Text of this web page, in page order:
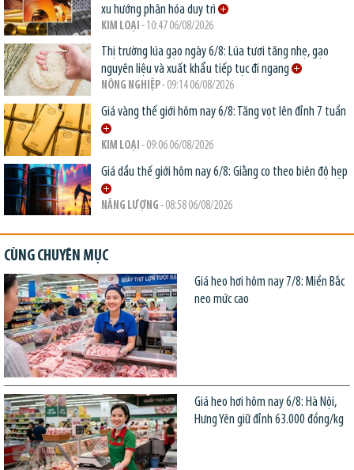
xu hướng phân hóa duy trì
KIM LOẠI - 10:47 06/08/2026
Thị trường lúa gạo ngày 6/8: Lúa tươi tăng nhẹ, gạo
nguyên liệu và xuất khẩu tiếp tục đi ngang
NÔNG NGHIỆP- 09:14 06/08/2026
Giá vàng thế giới hôm nay 6/8: Tăng vọt lên đỉnh 7 tuần
KIM LOẠI - 09:06 06/08/2026
Giá dầu thế giới hôm nay 6/8: Giằng co theo biên độ hẹp
NĂNG LƯỢNG - 08:58 06/08/2026
CÙNG CHUYÊN MỤC
Giá heo hơi hôm nay 7/8: Miền Bắc
neo mức cao
Giá heo hơi hôm nay 6/8: Hà Nội,
Hưng Yên giữ đỉnh 63.000 đồng/kg